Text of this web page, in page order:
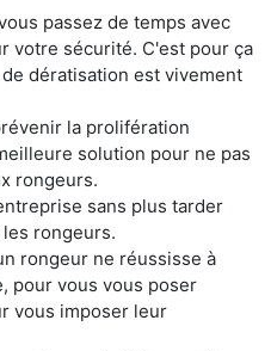
passez de temps avec
votre sécurité. C'est pour ça
dératisation est vivement
la prolifération
solution pour ne pas
rongeurs.
sans plus tarder
rongeurs.
rongeur ne réussisse à
pour vous vous poser
vous imposer leur